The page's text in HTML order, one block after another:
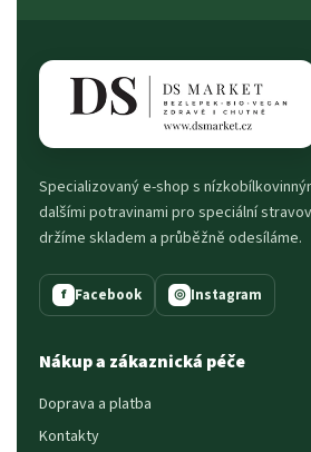
Specializovaný e-shop s
dalšími potravinami pro speciální
držíme skladem a průběžně odesíláme.
f Facebook ◎ Instagram
Nákup a zákaznická péče
Doprava a platba
Kontakty